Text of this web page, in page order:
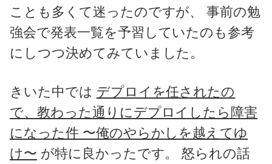
ことも多くて迷ったのですが、 事前の勉
強会で発表一覧を予習していたのも参考
にしつつ決めてみていました。
きいた中では デプロイを任されたの
で、教わった通りにデプロイしたら障害
になった件 〜俺のやらかしを越えてゆ
け〜 が特に良かったです。 怒られの話